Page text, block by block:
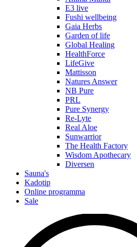
E3 live
Fushi wellbeing
Gaia Herbs
Garden of life
Global Healing
HealthForce
LifeGive
Mattisson
Natures Answer
NB Pure
PRL
Pure Synergy
Re-Lyte
Real Aloe
Sunwarrior
The Health Factory
Wisdom Apothecary
Diversen
Sauna's
Kadotip
Online programma
Sale